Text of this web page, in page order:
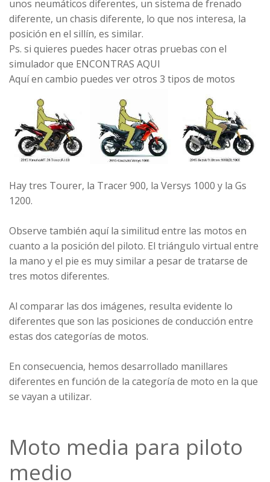
unos neumáticos diferentes, un sistema de frenado
diferente, un chasis diferente, lo que nos interesa, la
posición en el sillín, es similar.
Ps. si quieres puedes hacer otras pruebas con el
simulador que ENCONTRAS AQUI
Aquí en cambio puedes ver otros 3 tipos de motos
Hay tres Tourer, la Tracer 900, la Versys 1000 y la Gs
1200.
Observe también aquí la similitud entre las motos en
cuanto a la posición del piloto. El triángulo virtual entre
la mano y el pie es muy similar a pesar de tratarse de
tres motos diferentes.
Al comparar las dos imágenes, resulta evidente lo
diferentes que son las posiciones de conducción entre
estas dos categorías de motos.
En consecuencia, hemos desarrollado manillares
diferentes en función de la categoría de moto en la que
se vayan a utilizar.
Moto media para piloto
medio